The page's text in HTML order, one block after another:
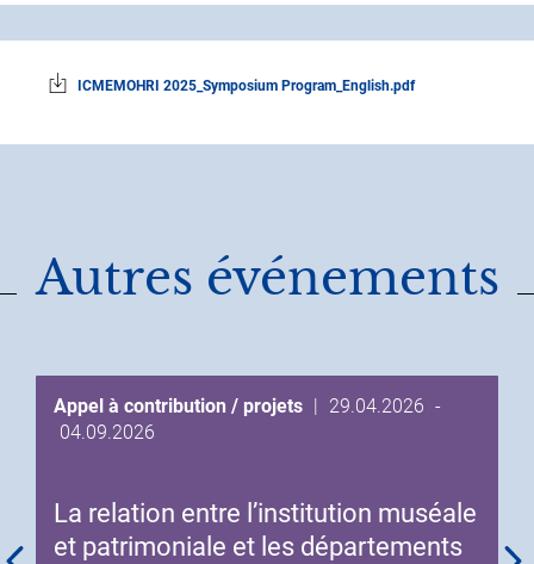
ICMEMOHRI 2025_Symposium Program_English.pdf
Autres événements
Appel à contribution / projets | Date
l'événement
29.04.2026 -
Date
de
l'événement
04.09.2026
La relation entre l’institution muséale
et patrimoniale et les départements